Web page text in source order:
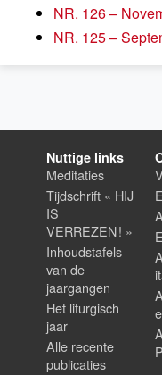
NR. 126 –
NR. 125 –
Nuttige links
Meditaties
Tijdschrift « HIJ
IS
VERREZEN ! »
Inhoudstafels
van de
jaargangen
Het liturgisch
jaar
Alle recente
publicaties